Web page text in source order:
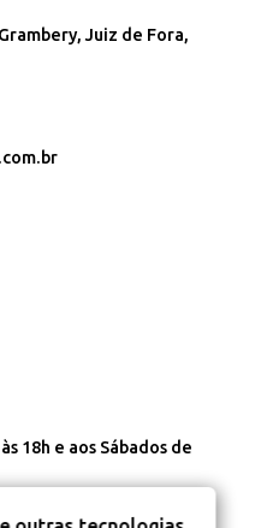
Juiz de Fora,
18h e aos Sábados de